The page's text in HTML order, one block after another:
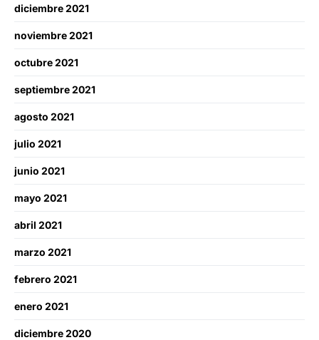
diciembre 2021
noviembre 2021
octubre 2021
septiembre 2021
agosto 2021
julio 2021
junio 2021
mayo 2021
abril 2021
marzo 2021
febrero 2021
enero 2021
diciembre 2020